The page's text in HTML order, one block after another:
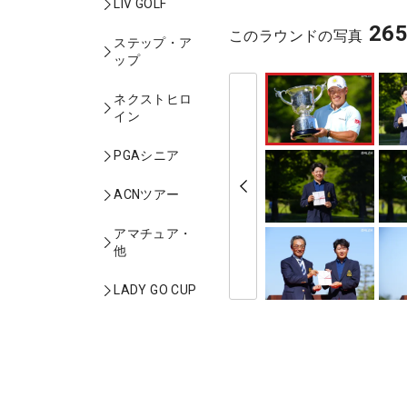
LIV GOLF
ステップ・ア
ップ
ネクストヒロ
イン
PGAシニア
ACNツアー
アマチュア・
他
LADY GO CUP
このラウンドの写真